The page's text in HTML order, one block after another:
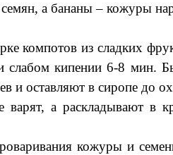
а бананы – кожуры
из сладких
кипении 6-8 мин.
и оставляют в сиропе до
а раскладывают в
кожуры и